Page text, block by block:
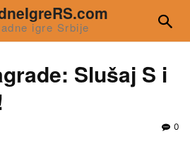
igre Srbije
Slušaj S i
0